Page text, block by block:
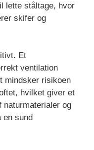
lette ståltage, hvor
skifer og
Et
ventilation
mindsker risikoen
hvilket giver et
naturmaterialer og
en sund